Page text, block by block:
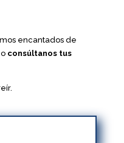
encantados de
consúltanos tus